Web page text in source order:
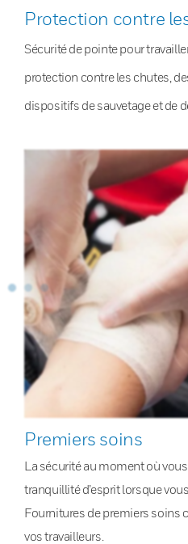
Protection contre
Sécurité de pointe pour
protection contre les chutes,
dispositifs de sauvetage et de
Premiers soins
La sécurité au moment où
tranquillité d’esprit lorsque vous
Fournitures de premiers soins
vos travailleurs.